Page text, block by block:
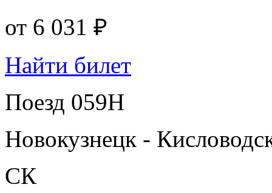
от 6 031 ₽
Найти билет
Поезд 059Н
Новокузнецк -
СК